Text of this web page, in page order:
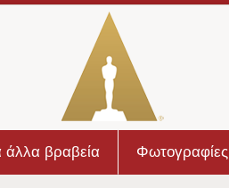
άλλα βραβεία Φωτογραφίες